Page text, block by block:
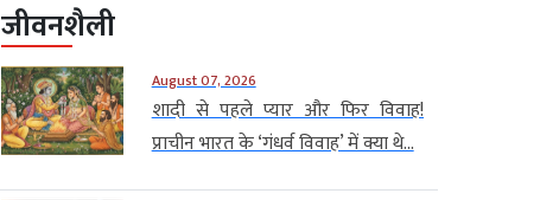
जीवनशैली
August 07, 2026
शादी से पहले प्यार और फिर विवाह!
प्राचीन भारत के ‘गंधर्व विवाह’ में क्या थे...